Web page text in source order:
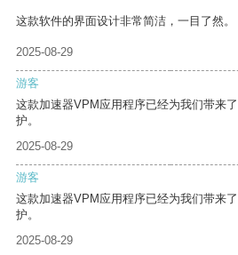
这款软件的界面设计非常简洁，一目了然。
2025-08-29
游客
这款加速器VPM应用程序已经为我们带来
护。
2025-08-29
游客
这款加速器VPM应用程序已经为我们带来
护。
2025-08-29